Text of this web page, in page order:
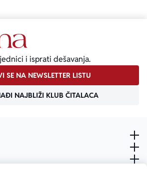
i isprati dešavanja.
SE NA NEWSLETTER LISTU
NAJBLIŽI KLUB ČITALACA